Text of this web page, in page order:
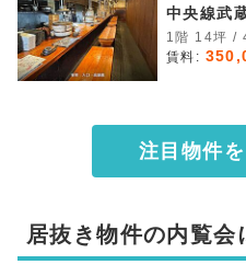
中央線武
1階 14
賃料:
注目物件
居抜き物件の内覧会